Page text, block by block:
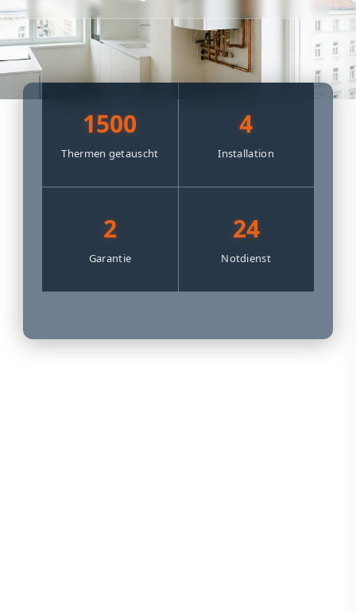
1500
Thermen getauscht
4
Installation
2
Garantie
24
Notdienst